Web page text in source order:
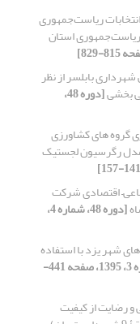
ریاست‌جمهوری
ریاست‌جمهوری استان
بابلسر از نظر
بخشی [دوره 48،
گروه های کشاورزی
رگرسیون لجستیک
اقتصادی شرکت
[دوره 48، شماره 4،
شهر یزد با استفاده
[دوره 48، شماره 3، 1395، صفحه 441-
و رضایت از کیفیت